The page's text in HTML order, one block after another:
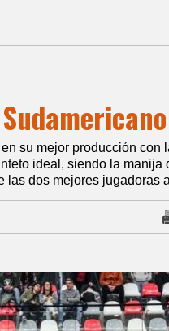
su mejor producción con
ideal, siendo la manija
las dos mejores jugadoras